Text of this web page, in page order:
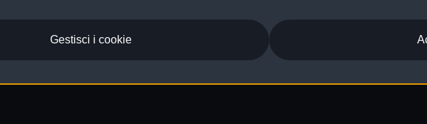
Gestisci i cookie
trasmissione e componenti principali in ottimo stato garantiscono
Concessionaria ufficiale Audi che offre l’usato garantito tramite Audi
approfonditi e coperto da garanzia fino a 4 anni per una maggiore